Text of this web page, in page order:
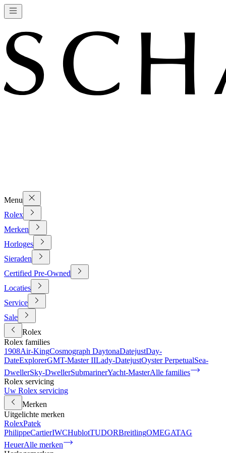
Menu
Rolex
Merken
Horloges
Sieraden
Certified Pre-Owned
Locaties
Service
Sale
Rolex
Rolex families
1908Air-KingCosmograph DaytonaDatejustDay-
DateExplorerGMT-Master IILady-DatejustOyster PerpetualSea-
DwellerSky-DwellerSubmarinerYacht-MasterAlle families
Rolex servicing
Uw Rolex servicing
Merken
Uitgelichte merken
RolexPatek
PhilippeCartierIWCHublotTUDORBreitlingOMEGATAG
HeuerAlle merken